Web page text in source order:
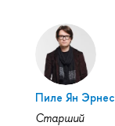
Пиле Ян
Старший